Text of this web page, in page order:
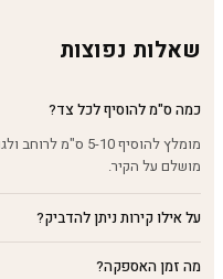
שאלות נפוצות
כמה ס"מ להוסיף לכל צד?
מומלץ להוסיף 5-
מושלם על הקיר.
על אילו קירות ניתן להדביק?
מה זמן האספקה?